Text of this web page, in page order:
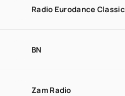
Radio Eurodance Classic
BN
Zam Radio